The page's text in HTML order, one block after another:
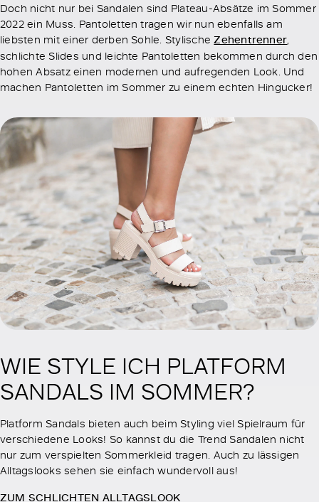
Doch nicht nur bei Sandalen sind Plateau-Absätze im Sommer
2022 ein Muss. Pantoletten tragen wir nun ebenfalls am
liebsten mit einer derben Sohle. StylischeZehentrenner,
schlichte Slides und leichte Pantoletten bekommen durch den
hohen Absatz einen modernen und aufregenden Look. Und
machen Pantoletten im Sommer zu einem echten Hingucker!
WIE STYLE ICH PLATFORM
SANDALS IM SOMMER?
Platform Sandals bieten auch beim Styling viel Spielraum für
verschiedene Looks! So kannst du die Trend Sandalen nicht
nur zum verspielten Sommerkleid tragen. Auch zu lässigen
Alltagslooks sehen sie einfach wundervoll aus!
ZUM SCHLICHTEN ALLTAGSLOOK